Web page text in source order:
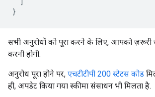
}
सभी अनुरोधों को पूरा करने के लिए, आपको ज़रूरी
करनी होगी.
अनुरोध पूरा होने पर, एचटीटीपी 200 स्टेटस कोड
ही, अपडेट किया गया स्कीमा संसाधन भी मिलता है.